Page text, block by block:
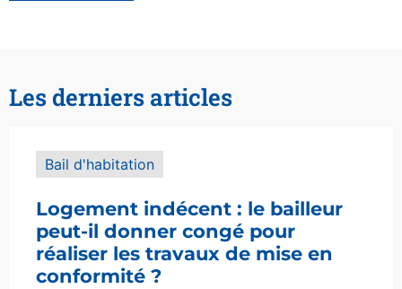
Les derniers articles
Bail d'habitation
Logement indécent : le bailleur
peut-il donner congé pour
réaliser les travaux de mise en
conformité ?